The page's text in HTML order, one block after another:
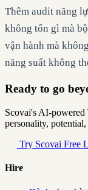
Thêm audit năng
không tốn gì mà
vận hành mà
năng suất không
Ready to go
Scovai's AI-powered
personality,
Try Scovai Free
Hire